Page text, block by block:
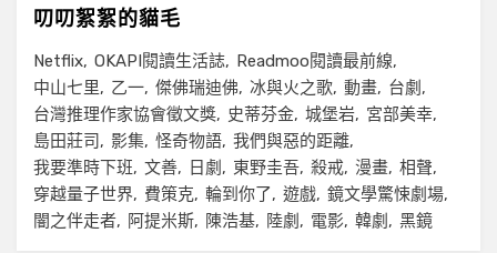
叨叨絮絮的貓毛
Netflix OKAPI閱讀生活誌
Readmoo閱讀最前線
中山七里
乙一 傑佛瑞迪佛 冰與火之歌 動畫
台劇
台灣推理作家協會徵文獎
史蒂芬金 城堡岩
宮部美幸
島田莊司
影集 怪奇物語 我們與惡的距離
我要準時下班
文善 日劇 東野圭吾 殺戒 漫畫 相聲
穿越量子世界
費策克 輪到你了 遊戲 鏡文學驚悚劇場
闇之伴走者
阿提米斯 陳浩基 陸劇 電影 韓劇 黑鏡